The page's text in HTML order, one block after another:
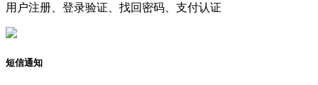
用户注册、登录验证、找回密码、支付认证
短信通知